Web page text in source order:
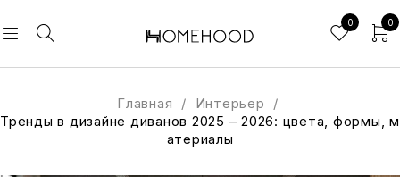
0 0
Главная / Интерьер
/
Тренды в дизайне диванов 2025 – 2026: цвета, формы, м
атериалы